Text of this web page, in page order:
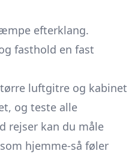
efterklang.
fasthold en fast
luftgitre og kabinet
og teste alle
rejser kan du måle
hjemme-så føler